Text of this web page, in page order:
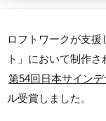
ロフトワークが支
ト」において制作
第54回日本サイン
ル受賞しました。